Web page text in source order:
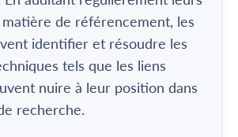
de référencement, les
identifier et résoudre les
tels que les liens
nuire à leur position dans
recherche.